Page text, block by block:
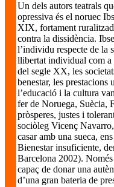
Un dels autors teatrals
opressiva és el noruec
XIX, fortament
contra la dissidència.
l’individu respecte de la
llibertat individual com
del segle XX, les
benestar, les prestacions
l’educació i la cultura
fer de Noruega, Suècia,
pròsperes, justes i
sociòleg Vicenç
casar amb una sueca,
Bienestar insuficiente,
Barcelona 2002).
capaç de donar una
d’una gran bateria de